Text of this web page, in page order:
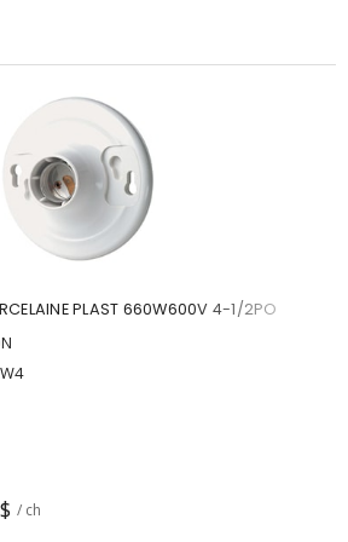
PLAST 660W600V 4-1/2PO
/ ch